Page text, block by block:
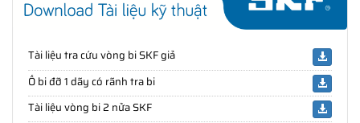
Tài liệu tra cứu vòng bi SKF giả
Ổ bi đỡ 1 dãy có rãnh tra bi
Tài liệu vòng bi 2 nửa SKF